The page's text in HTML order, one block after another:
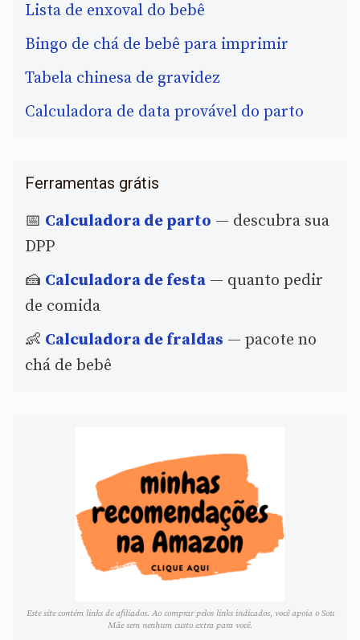
Lista de enxoval do bebê
Bingo de chá de bebê para imprimir
Tabela chinesa de gravidez
Calculadora de data provável do parto
Ferramentas grátis
📅 Calculadora de parto — descubra sua
DPP
🍰 Calculadora de festa — quanto pedir
de comida
👶 Calculadora de fraldas — pacote no
chá de bebê
Este site contém links de afiliados. Ao comprar pelos links indicados, você apoia o Sou
Mãe sem nenhum custo extra para você.